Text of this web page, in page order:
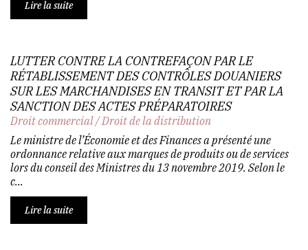
Lire la suite
LUTTER CONTRE LA CONTREFAÇON PAR LE
RÉTABLISSEMENT DES CONTRÔLES DOUANIERS
SUR LES MARCHANDISES EN TRANSIT ET PAR LA
SANCTION DES ACTES PRÉPARATOIRES
Droit commercial/Droit de la distribution
Le ministre de l’Économie et des Finances a présenté une
ordonnance relative aux marques de produits ou de services
lors du conseil des Ministres du 13 novembre 2019. Selon le
c...
Lire la suite